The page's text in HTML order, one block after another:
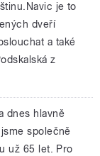
je to
dveří
a také
z
dnes hlavně
společně
už 65 let. Pro